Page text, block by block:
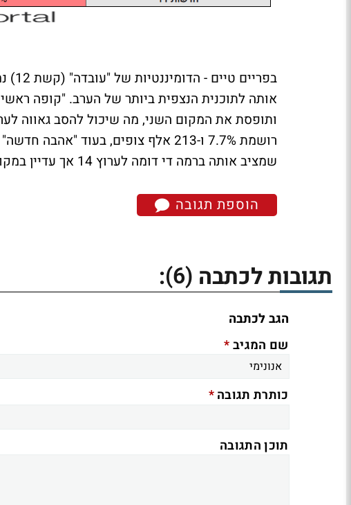
שמציב אותה ברמה די דומה לערוץ 14 אך עדיין במקום האחרון.
הוספת תגובה
תגובות לכתבה (6)
:
הגב לכתבה
שם המגיב*
כותרת תגובה*
תוכן התגובה